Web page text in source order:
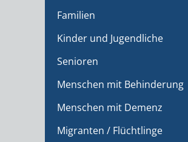
Familien
Kinder und Jugendliche
Senioren
Menschen mit Behinderung
Menschen mit Demenz
Migranten / Flüchtlinge